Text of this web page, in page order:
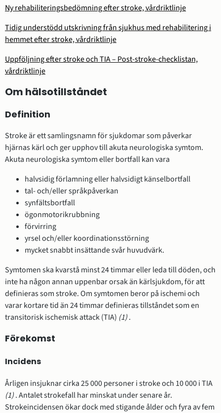
Ny rehabiliteringsbedömning efter stroke, vårdriktlinje
Tidig understödd utskrivning från sjukhus med rehabilitering i
hemmet efter stroke, vårdriktlinje
Uppföljning efter stroke och TIA – Post-stroke-checklistan,
vårdriktlinje
Om hälsotillståndet
Definition
Stroke är ett samlingsnamn för sjukdomar som påverkar
hjärnas kärl och ger upphov till akuta neurologiska symtom.
Akuta neurologiska symtom eller bortfall kan vara
halvsidig förlamning eller halvsidigt känselbortfall
tal- och/eller språkpåverkan
synfältsbortfall
ögonmotorikrubbning
förvirring
yrsel och/eller koordinationsstörning
mycket snabbt insättande svår huvudvärk.
Symtomen ska kvarstå minst 24 timmar eller leda till döden, och
inte ha någon annan uppenbar orsak än kärlsjukdom, för att
definieras som stroke. Om symtomen beror på ischemi och
varar kortare tid än 24 timmar definieras tillståndet som en
transitorisk ischemisk attack (TIA) (1).
Förekomst
Incidens
Årligen insjuknar cirka 25 000 personer i stroke och 10 000 i TIA
(1). Antalet strokefall har minskat under senare år.
Strokeincidensen ökar dock med stigande ålder och fyra av fem